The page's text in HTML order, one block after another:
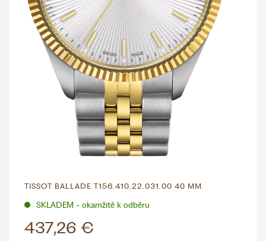
TISSOT BALLADE T156.410.22.031.00 40 MM
SKLADEM - okamžitě k odběru
437,26 €